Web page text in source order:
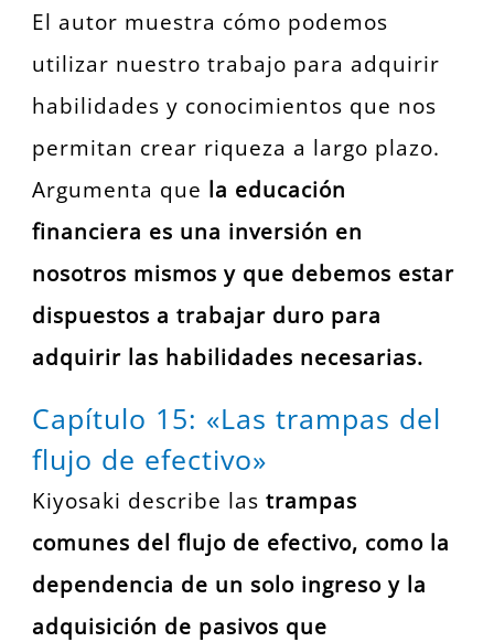
El autor muestra cómo podemos
utilizar nuestro trabajo para adquirir
habilidades y conocimientos que nos
permitan crear riqueza a largo plazo.
Argumenta que la educación
financiera es una inversión en
nosotros mismos y que debemos estar
dispuestos a trabajar duro para
adquirir las habilidades necesarias.
Capítulo 15: «Las trampas del
flujo de efectivo»
Kiyosaki describe lastrampas
comunes del flujo de efectivo, como la
dependencia de un solo ingreso y la
adquisición de pasivos que